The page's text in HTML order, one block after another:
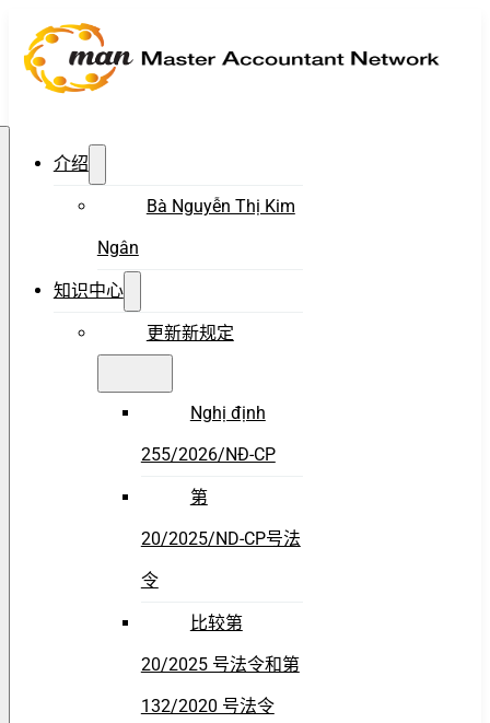
介绍
Bà Nguyễn Thị Kim
Ngân
知识中心
更新新规定
Nghị định
255/2026/NĐ-CP
第
20/2025/ND-CP号法
令
比较第
20/2025 号法令和第
132/2020 号法令